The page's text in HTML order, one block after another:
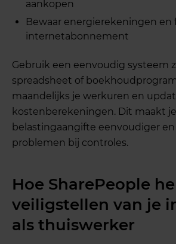
aankopen
Bewaar energierekeningen en
internetabonnement
Gebruik een eenvoudig systeem
spreadsheet of
maandelijks je werkuren en
kostenberekeningen. Dit maakt je
belastingaangifte eenvoudiger
problemen bij controles.
Hoe SharePeople
veiligstellen van je
als thuiswerker